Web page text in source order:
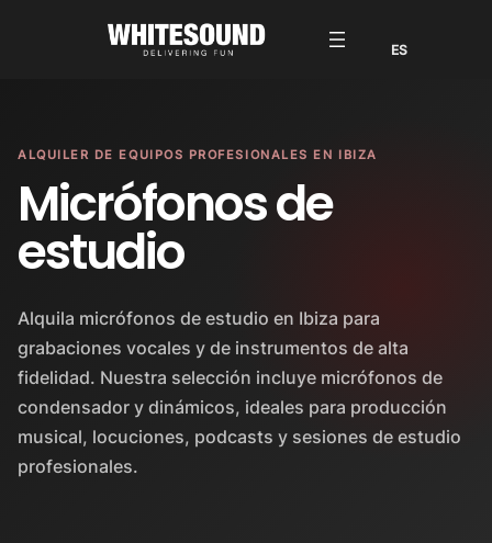
ALQUILER DE EQUIPOS PROFESIONALES EN IBIZA
Micrófonos de
estudio
Alquila micrófonos de estudio en Ibiza para
grabaciones vocales y de instrumentos de alta
fidelidad. Nuestra selección incluye micrófonos de
condensador y dinámicos, ideales para producción
musical, locuciones, podcasts y sesiones de estudio
profesionales.